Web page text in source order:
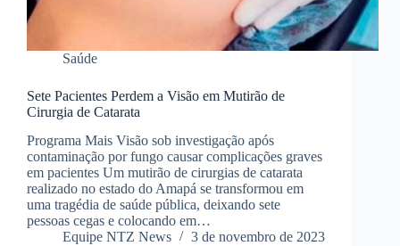
Saúde
Sete Pacientes Perdem a Visão em Mutirão de
Cirurgia de Catarata
Programa Mais Visão sob investigação após
contaminação por fungo causar complicações graves
em pacientes Um mutirão de cirurgias de catarata
realizado no estado do Amapá se transformou em
uma tragédia de saúde pública, deixando sete
pessoas cegas e colocando em…
Equipe NTZ News
3 de novembro de 2023